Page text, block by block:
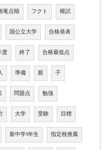
竜点睛 フクト 模試
国公立大学 合格発表
度 終了 合格最低点
準備 親 子
問題点 勉強
大学 受験 目標
新中学1年生 指定校推薦